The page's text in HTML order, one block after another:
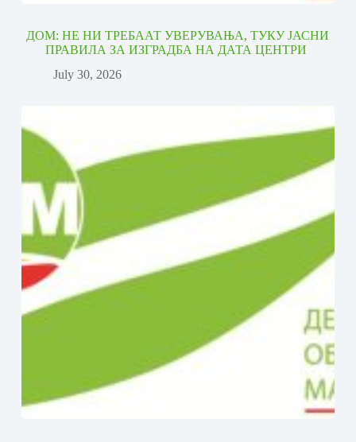
ДОМ: НЕ НИ ТРЕБААТ УВЕРУВАЊА, ТУКУ ЈАСНИ
ПРАВИЛА ЗА ИЗГРАДБА НА ДАТА ЦЕНТРИ
July 30, 2026